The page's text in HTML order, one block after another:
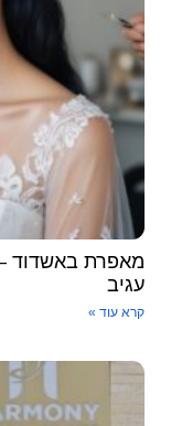
באשדוד –
עוד »